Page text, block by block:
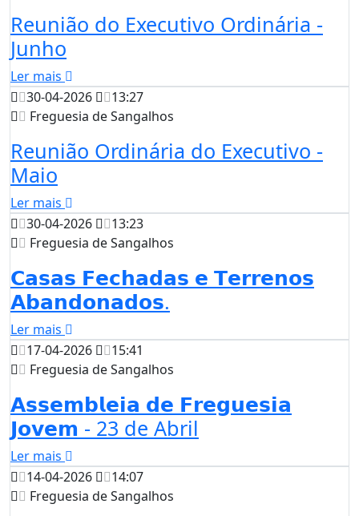
Reunião do Executivo Ordinária -
Junho
Ler mais
30-04-2026
13:27
Freguesia de Sangalhos
Reunião Ordinária do Executivo -
Maio
Ler mais
30-04-2026
13:23
Freguesia de Sangalhos
𝗖𝗮𝘀𝗮𝘀 𝗙𝗲𝗰𝗵𝗮𝗱𝗮𝘀 𝗲 𝗧𝗲𝗿𝗿𝗲𝗻𝗼𝘀
𝗔𝗯𝗮𝗻𝗱𝗼𝗻𝗮𝗱𝗼𝘀.
Ler mais
17-04-2026
15:41
Freguesia de Sangalhos
𝗔𝘀𝘀𝗲𝗺𝗯𝗹𝗲𝗶𝗮 𝗱𝗲 𝗙𝗿𝗲𝗴𝘂𝗲𝘀𝗶𝗮
𝗝𝗼𝘃𝗲𝗺 - 23 de Abril
Ler mais
14-04-2026
14:07
Freguesia de Sangalhos